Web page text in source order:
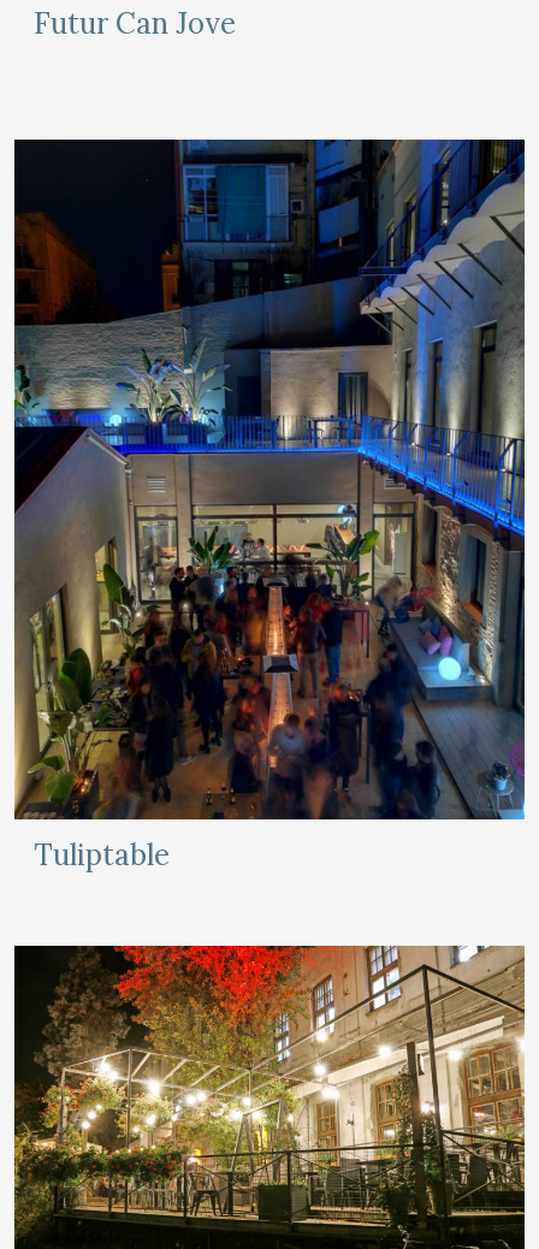
Futur Can Jove
Tuliptable